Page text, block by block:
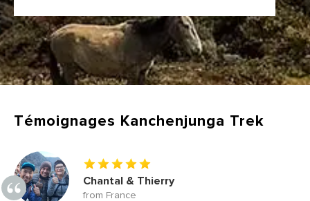
Témoignages Kanchenjunga Trek
Chantal & Thierry
from France